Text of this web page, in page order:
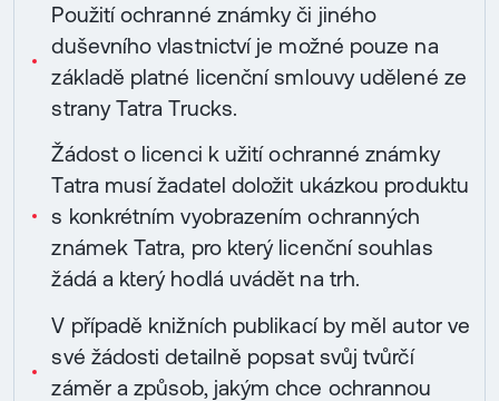
Použití ochranné známky či jiného
duševního vlastnictví je možné pouze na
základě platné licenční smlouvy udělené ze
strany Tatra Trucks.
Žádost o licenci k užití ochranné známky
Tatra musí žadatel doložit ukázkou produktu
s konkrétním vyobrazením ochranných
známek Tatra, pro který licenční souhlas
žádá a který hodlá uvádět na trh.
V případě knižních publikací by měl autor ve
své žádosti detailně popsat svůj tvůrčí
záměr a způsob, jakým chce ochrannou